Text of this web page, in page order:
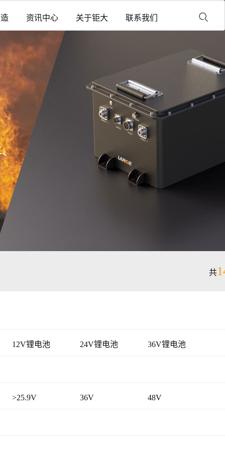
资讯中心 关于钜大 联系我们
共
12V锂电池 24V锂电池 36V锂电池
>25.9V 36V 48V